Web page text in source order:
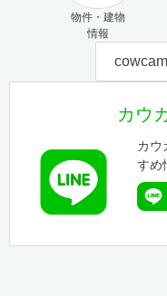
物件・建物
情報
カウ
カウ
すめ